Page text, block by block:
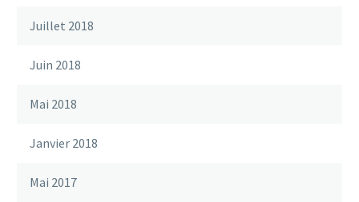
Juillet 2018
Juin 2018
Mai 2018
Janvier 2018
Mai 2017